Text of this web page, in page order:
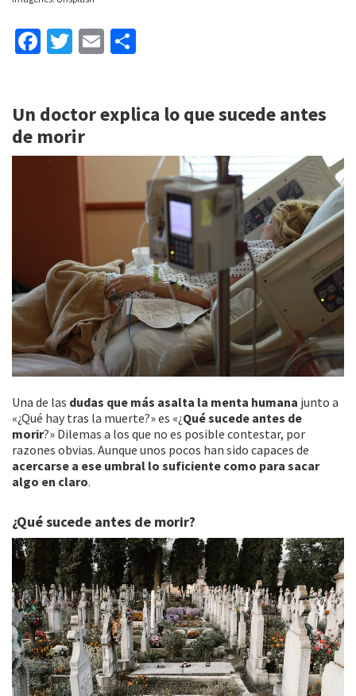
Fa
o
o
T
er
E
l
p
tir
Un doctor explica lo que sucede antes
de morir
Una de las dudas que más asalta la menta humana junto a
«¿Qué hay tras la muerte?» es «¿Qué sucede antes de
morir?» Dilemas a los que no es posible contestar, por
razones obvias. Aunque unos pocos han sido capaces de
acercarse a ese umbral lo suficiente como para sacar
algo en claro.
¿Qué sucede antes de morir?